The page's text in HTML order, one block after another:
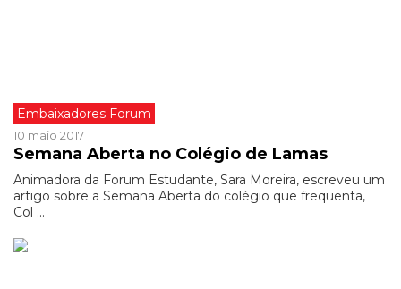
Embaixadores Forum
10 maio 2017
Semana Aberta no Colégio de Lamas
Animadora da Forum Estudante, Sara Moreira, escreveu um
artigo sobre a Semana Aberta do colégio que frequenta,
Col ...